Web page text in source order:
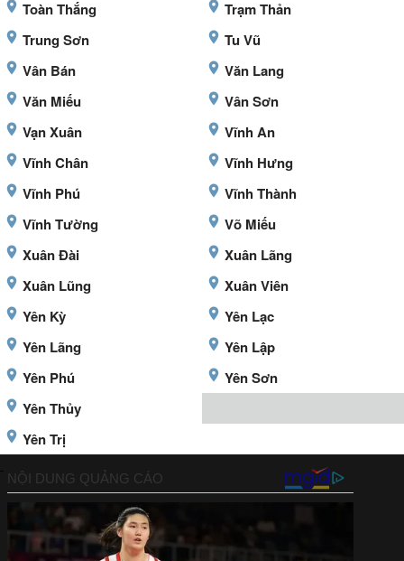
Toàn Thắng
Trạm Thản
Trung Sơn
Tu Vũ
Vân Bán
Văn Lang
Văn Miếu
Vân Sơn
Vạn Xuân
Vĩnh An
Vĩnh Chân
Vĩnh Hưng
Vĩnh Phú
Vĩnh Thành
Vĩnh Tường
Võ Miếu
Xuân Đài
Xuân Lãng
Xuân Lũng
Xuân Viên
Yên Kỳ
Yên Lạc
Yên Lãng
Yên Lập
Yên Phú
Yên Sơn
Yên Thủy
Yên Trị